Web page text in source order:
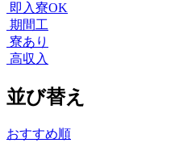
即入寮OK
期間工
寮あり
高収入
並び替え
おすすめ順